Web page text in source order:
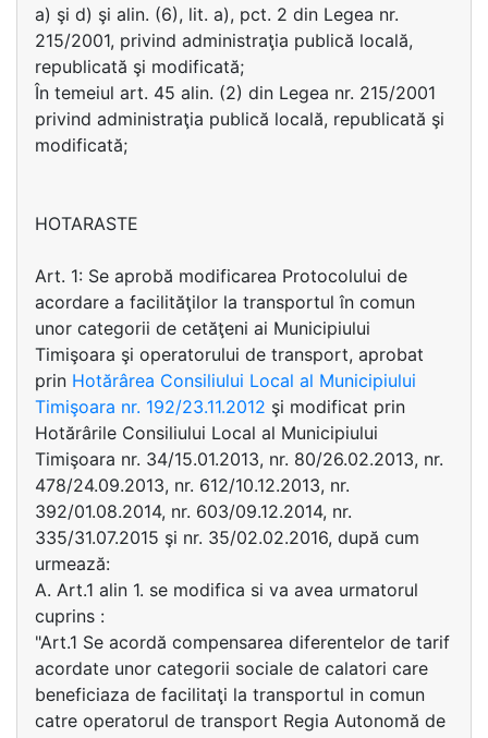
a) şi d) şi alin. (6), lit. a), pct. 2 din Legea nr.
215/2001, privind administraţia publică locală,
republicată şi modificată;
În temeiul art. 45 alin. (2) din Legea nr. 215/2001
privind administraţia publică locală, republicată şi
modificată;
HOTARASTE
Art. 1: Se aprobă modificarea Protocolului de
acordare a facilităţilor la transportul în comun
unor categorii de cetăţeni ai Municipiului
Timişoara şi operatorului de transport, aprobat
prin Hotărârea Consiliului Local al Municipiului
Timişoara nr. 192/23.11.2012 şi modificat prin
Hotărârile Consiliului Local al Municipiului
Timişoara nr. 34/15.01.2013, nr. 80/26.02.2013, nr.
478/24.09.2013, nr. 612/10.12.2013, nr.
392/01.08.2014, nr. 603/09.12.2014, nr.
335/31.07.2015 şi nr. 35/02.02.2016, după cum
urmează:
A. Art.1 alin 1. se modifica si va avea urmatorul
cuprins :
"Art.1 Se acordă compensarea diferentelor de tarif
acordate unor categorii sociale de calatori care
beneficiaza de facilitaţi la transportul in comun
catre operatorul de transport Regia Autonomă de